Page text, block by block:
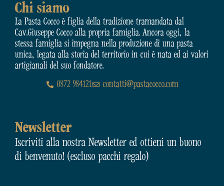
Chi siamo
La Pasta Cocco è figlia della tradizione tramandata dal
Cav.Giuseppe Cocco alla propria famiglia. Ancora oggi, la
stessa famiglia si impegna nella produzione di una pasta
unica, legata alla storia del territorio in cui è nata ed ai valori
artigianali del suo fondatore.
0872 984121
contatti@pastacocco.com
Newsletter
Iscriviti alla nostra Newsletter ed ottieni un buono
di benvenuto! (escluso pacchi regalo)